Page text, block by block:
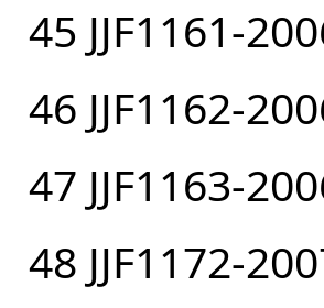
45 JJF1161-
46 JJF1162-
47 JJF1163-
48 JJF1172-